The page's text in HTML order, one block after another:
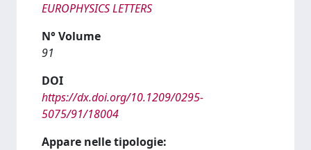
EUROPHYSICS LETTERS
N° Volume
91
DOI
https://dx.doi.org/10.1209/0295-
5075/91/18004
Appare nelle tipologie: